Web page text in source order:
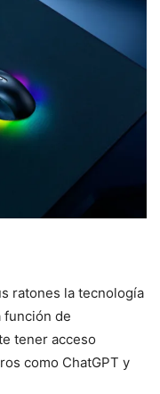
ratones la tecnología
función de
tener acceso
como ChatGPT y